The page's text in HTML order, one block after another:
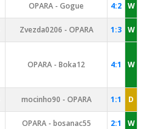
OPARA - Gogue 4:2 W
Zvezda0206 - OPARA 1:3 W
OPARA - Boka12 4:1 W
mocinho90 - OPARA 1:1 D
OPARA - bosanac55 2:1 W